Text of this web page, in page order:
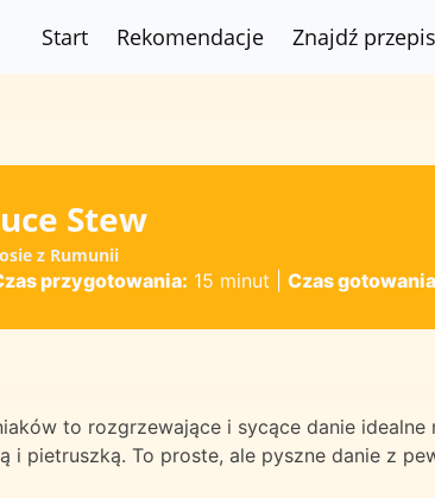
Start Rekomendacje Znajdź przepis
Stew
z Rumunii
przygotowania: 15 minut Czas
to rozgrzewające i sycące danie
i pietruszką. To proste, ale pyszne danie z